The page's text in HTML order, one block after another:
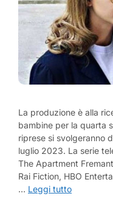
La produzione è alla
bambine per la quarta
riprese si svolgeranno
luglio 2023. La serie
The Apartment
Rai Fiction, HBO
… Leggi tutto